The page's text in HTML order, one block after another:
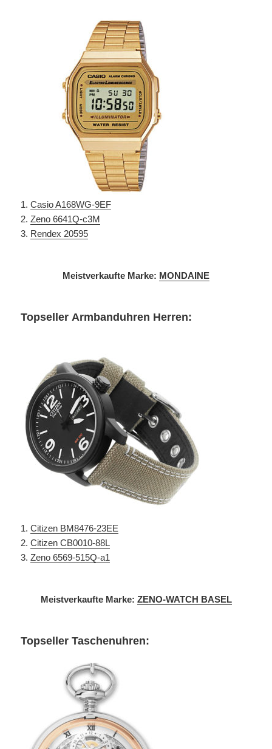
1.Casio A168WG-9EF
2.Zeno 6641Q-c3M
3. Rendex 20595
Meistverkaufte Marke: MONDAINE
Topseller Armbanduhren Herren:
1.Citizen BM8476-23EE
2.Citizen CB0010-88L
3.Zeno 6569-515Q-a1
Meistverkaufte Marke: ZENO-WATCH BASEL
Topseller Taschenuhren: